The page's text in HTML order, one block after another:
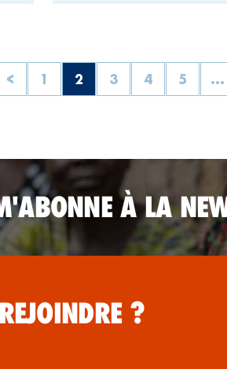
< 1 2 3 4 5 ...
À LA
?